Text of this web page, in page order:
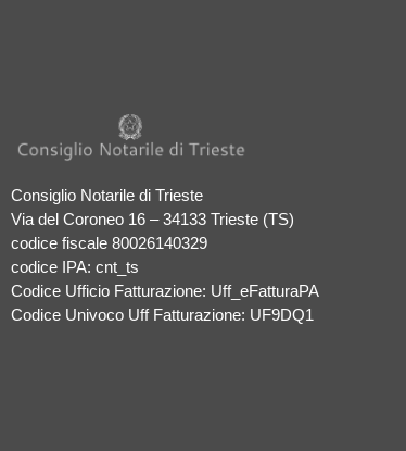
Consiglio Notarile di Trieste
Via del Coroneo 16 – 34133 Trieste (TS)
codice fiscale 80026140329
codice IPA: cnt_ts
Codice Ufficio Fatturazione: Uff_eFatturaPA
Codice Univoco Uff Fatturazione: UF9DQ1